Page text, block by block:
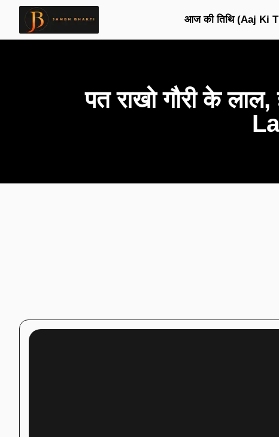
आज की तिथि (Aaj Ki
पत राखो गौरी के